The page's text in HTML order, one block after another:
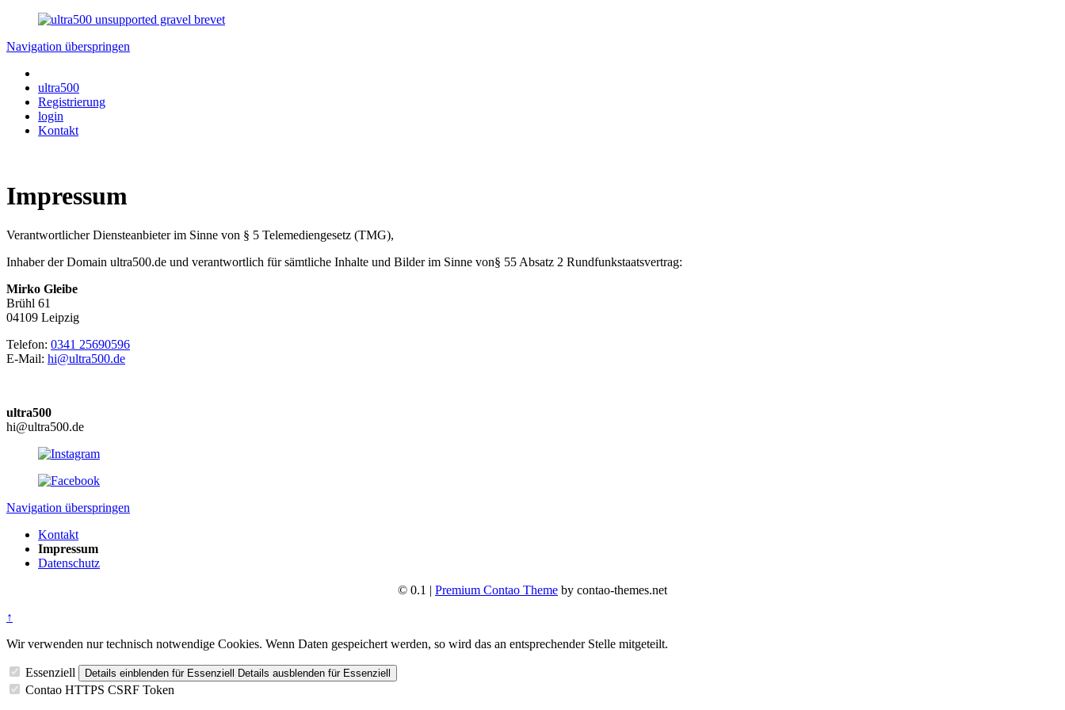
Navigation überspringen
ultra500
Registrierung
login
Kontakt
Impressum
Verantwortlicher Diensteanbieter im Sinne von § 5 Telemediengesetz (TMG),
Inhaber der Domain ultra500.de und verantwortlich für sämtliche Inhalte und Bilder im Sinne von§ 55 Absatz 2 Rundfunkstaatsvertrag:
Mirko Gleibe
Brühl 61
04109 Leipzig
Telefon: 0341 25690596
E-Mail: hi@ultra500.de
ultra500
hi@ultra500.de
Navigation überspringen
Kontakt
Impressum
Datenschutz
© 0.1 | Premium Contao Theme by contao-themes.net
↑
Wir verwenden nur technisch notwendige Cookies. Wenn Daten gespeichert werden, so wird das an entsprechender Stelle mitgeteilt.
Essenziell Details einblenden für Essenziell Details ausblenden für Essenziell
Contao HTTPS CSRF Token